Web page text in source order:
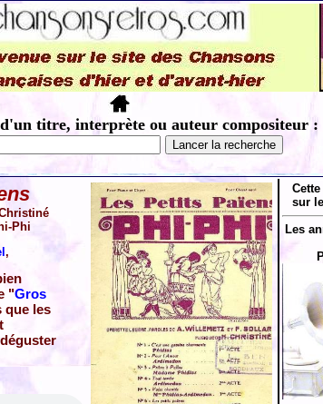
titre, interprète ou auteur compositeur :
Phi
,
"Gros
que les
sur
Les